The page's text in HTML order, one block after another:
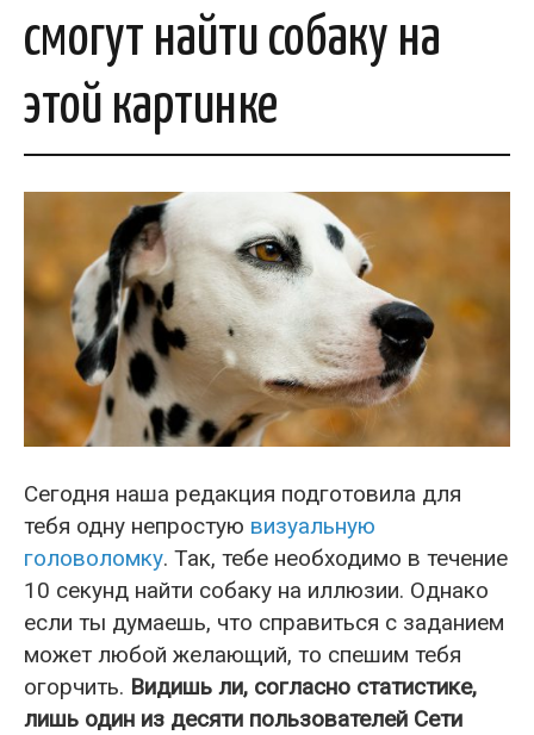
смогут найти собаку на
этой картинке
Сегодня наша редакция подготовила для
тебя одну непростую визуальную
головоломку. Так, тебе необходимо в течение
10 секунд найти собаку на иллюзии. Однако
если ты думаешь, что справиться с заданием
может любой желающий, то спешим тебя
огорчить. Видишь ли, согласно статистике,
лишь один из десяти пользователей Сети